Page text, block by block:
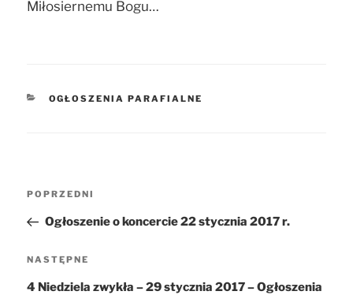
Miłosiernemu Bogu…
KATEGORIE
OGŁOSZENIA PARAFIALNE
Nawigacja
wpisu
Poprzedni
wpis
POPRZEDNI
Ogłoszenie o koncercie 22 stycznia 2017 r.
Następny
wpis
NASTĘPNE
4 Niedziela zwykła – 29 stycznia 2017 – Ogłoszenia